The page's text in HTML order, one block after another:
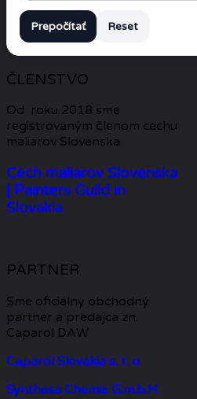
Prepočítať Reset
ČLENSTVO
Od roku 2018 sme
registrovaným členom cechu
maliarov Slovenska
Cech maliarov Slovenska
| Painters Guild in
Slovakia
PARTNER
Sme oficiálny obchodný
partner a predajca zn.
Caparol DAW
Caparol Slovakia s. r. o.
Synthesa Chemie G.m.b.H.